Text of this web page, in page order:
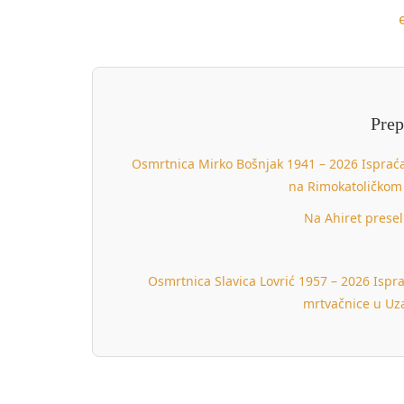
Osmrtnica Mirko Bošnjak 1941 – 2026
na
Na Ahiret
Osmrtnica Slavica Lovrić 1957 – 2026
mrtvačnice u